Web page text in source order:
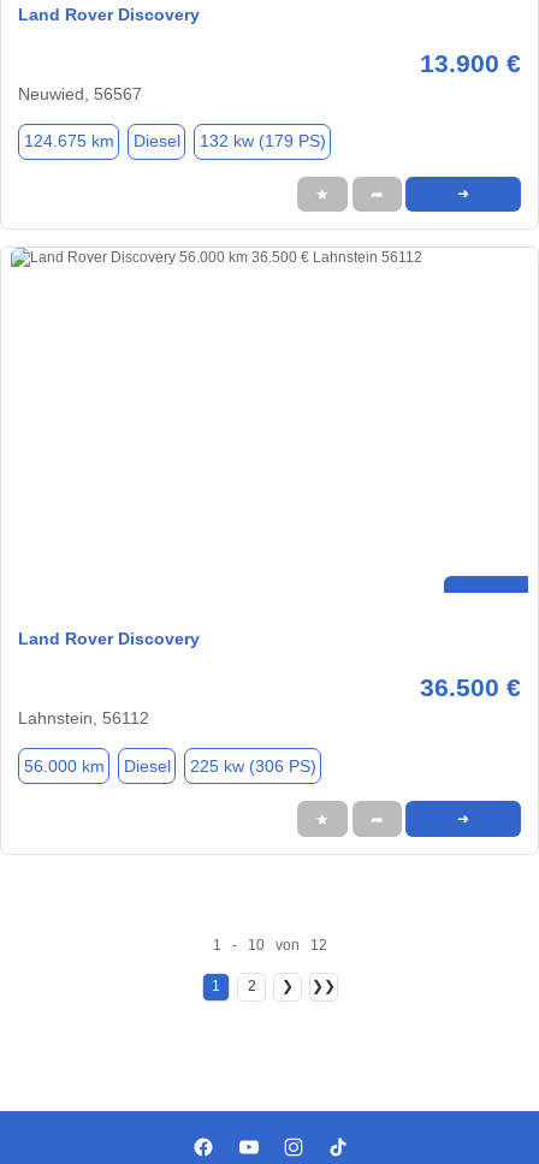
Land Rover Discovery
13.900 €
Neuwied, 56567
124.675 km Diesel 132 kw (179 PS)
★ ➦ ➜
Land Rover Discovery
36.500 €
Lahnstein, 56112
56.000 km Diesel 225 kw (306 PS)
★ ➦ ➜
1 - 10 von 12
1 2 ❯ ❯❯